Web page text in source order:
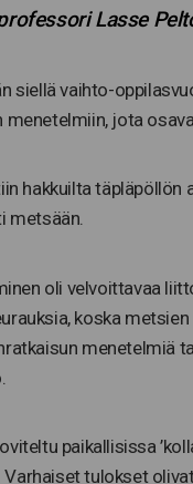
Lasse
siellä vaihto-
jota
hakkuilta täpläpöllön
metsään.
oli velvoittavaa
koska
menetelmiä
paikallisissa
tulokset